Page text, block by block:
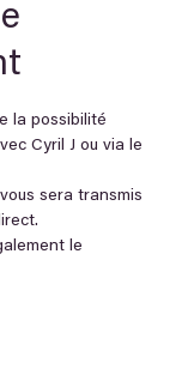
la possibilité
Cyril J ou via le
sera transmis
le